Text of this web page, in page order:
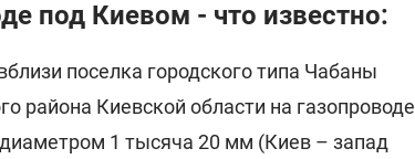
под Киевом - что известно:
поселка городского типа Чабаны
района Киевской области на газопроводе
1 тысяча 20 мм (Киев – запад